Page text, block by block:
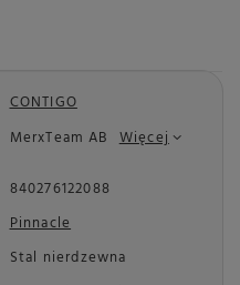
CONTIGO
MerxTeam AB Więcej
840276122088
Pinnacle
Stal nierdzewna